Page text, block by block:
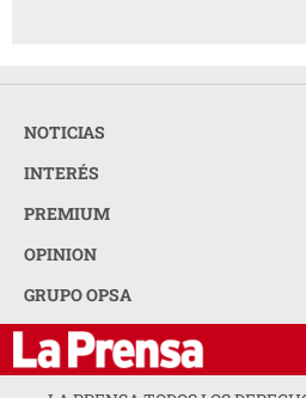
NOTICIAS
INTERÉS
PREMIUM
OPINION
GRUPO OPSA